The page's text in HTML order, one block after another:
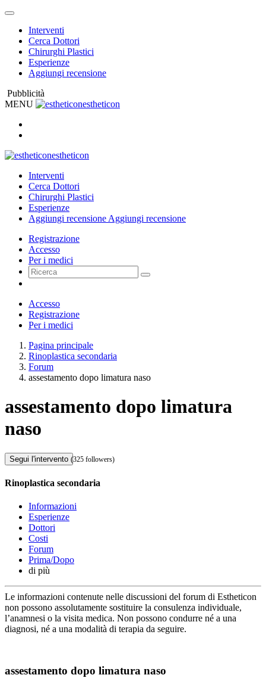
Interventi
Cerca Dottori
Chirurghi Plastici
Esperienze
Aggiungi recensione
Pubblicità
MENU
estheticon
estheticon
Interventi
Cerca Dottori
Chirurghi Plastici
Esperienze
Aggiungi recensione Aggiungi recensione
Registrazione
Accesso
Per i medici
Accesso
Registrazione
Per i medici
Pagina principale
Rinoplastica secondaria
Forum
assestamento dopo limatura naso
assestamento dopo limatura
naso
Segui l'intervento (325 followers)
Rinoplastica secondaria
Informazioni
Esperienze
Dottori
Costi
Forum
Prima/Dopo
di più
Le informazioni contenute nelle discussioni del forum di Estheticon
non possono assolutamente sostituire la consulenza individuale,
l’anamnesi o la visita medica. Non possono condurre né a una
diagnosi, né a una modalità di terapia da seguire.
assestamento dopo limatura naso